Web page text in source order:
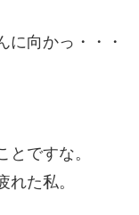
に向かっ・・・
ですな。
た私。